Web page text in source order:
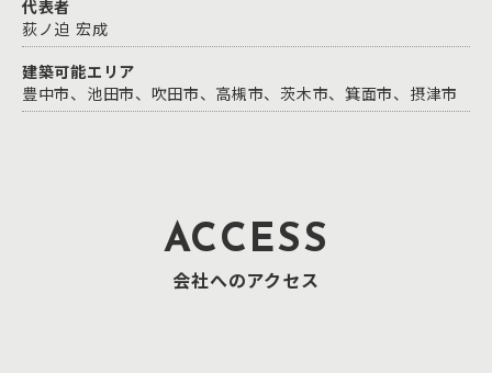
代表者
荻ノ迫 宏成
建築可能エリア
豊中市、池田市、吹田市、高槻市、茨木市、箕面市、摂津市
ACCESS
会社へのアクセス